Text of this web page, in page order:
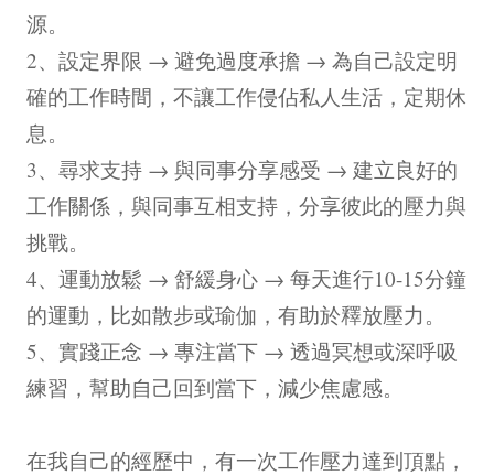
源。
2、設定界限 → 避免過度承擔 → 為自己設定明
確的工作時間，不讓工作侵佔私人生活，定期休
息。
3、尋求支持 → 與同事分享感受 → 建立良好的
工作關係，與同事互相支持，分享彼此的壓力與
挑戰。
4、運動放鬆 → 舒緩身心 → 每天進行10-15分鐘
的運動，比如散步或瑜伽，有助於釋放壓力。
5、實踐正念 → 專注當下 → 透過冥想或深呼吸
練習，幫助自己回到當下，減少焦慮感。
在我自己的經歷中，有一次工作壓力達到頂點，